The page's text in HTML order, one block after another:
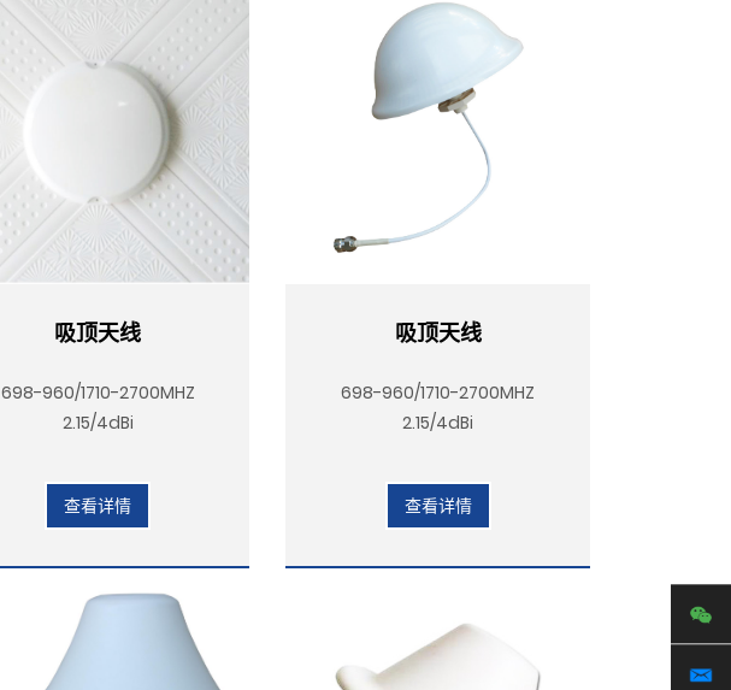
吸顶天线
698-960/1710-2700MHZ
2.15/4dBi
查看详情
吸顶天线
698-960/1710-2700MHZ
2.15/4dBi
查看详情